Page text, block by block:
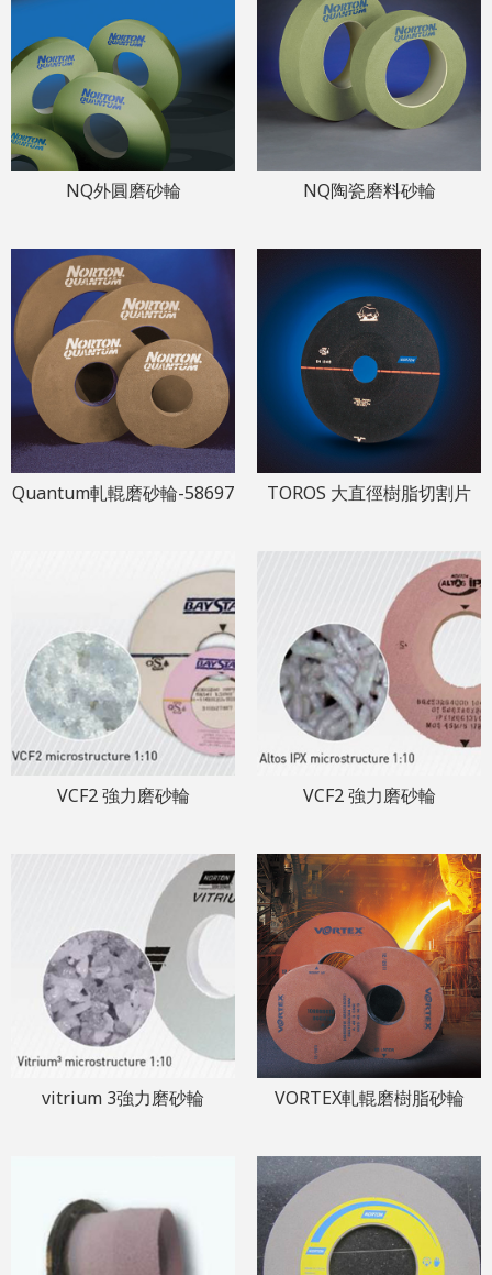
NQ外圓磨砂輪 NQ陶瓷磨料砂輪
Quantum軋輥磨砂輪-58697 TOROS 大直徑樹脂切割片
VCF2 強力磨砂輪 VCF2 強力磨砂輪
vitrium 3強力磨砂輪 VORTEX軋輥磨樹脂砂輪